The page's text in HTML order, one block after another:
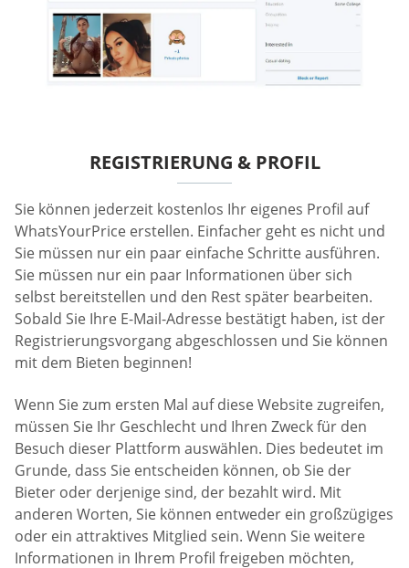
REGISTRIERUNG & PROFIL
Sie können jederzeit kostenlos Ihr eigenes Profil auf
WhatsYourPrice erstellen. Einfacher geht es nicht und
Sie müssen nur ein paar einfache Schritte ausführen.
Sie müssen nur ein paar Informationen über sich
selbst bereitstellen und den Rest später bearbeiten.
Sobald Sie Ihre E-Mail-Adresse bestätigt haben, ist der
Registrierungsvorgang abgeschlossen und Sie können
mit dem Bieten beginnen!
Wenn Sie zum ersten Mal auf diese Website zugreifen,
müssen Sie Ihr Geschlecht und Ihren Zweck für den
Besuch dieser Plattform auswählen. Dies bedeutet im
Grunde, dass Sie entscheiden können, ob Sie der
Bieter oder derjenige sind, der bezahlt wird. Mit
anderen Worten, Sie können entweder ein großzügiges
oder ein attraktives Mitglied sein. Wenn Sie weitere
Informationen in Ihrem Profil freigeben möchten,